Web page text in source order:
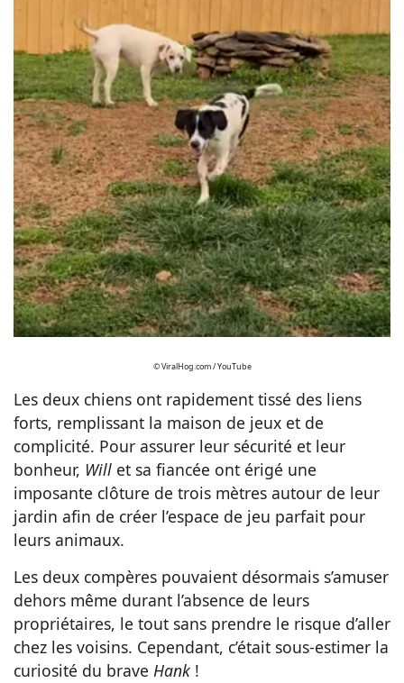
© ViralHog.com / YouTube
Les deux chiens ont rapidement tissé des liens
forts, remplissant la maison de jeux et de
complicité. Pour assurer leur sécurité et leur
bonheur, Will et sa fiancée ont érigé une
imposante clôture de trois mètres autour de leur
jardin afin de créer l’espace de jeu parfait pour
leurs animaux.
Les deux compères pouvaient désormais s’amuser
dehors même durant l’absence de leurs
propriétaires, le tout sans prendre le risque d’aller
chez les voisins. Cependant, c’était sous-estimer la
curiosité du brave Hank !